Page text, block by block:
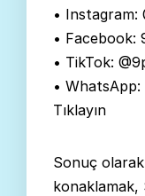
• Instagram:
• Facebook:
• TikTok:
•
Tıklayın
Sonuç
konaklamak,